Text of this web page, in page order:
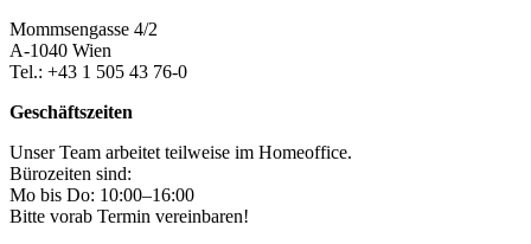
Mommsengasse 4/2
A-1040 Wien
Tel.: +43 1 505 43 76-0
Geschäftszeiten
Unser Team arbeitet teilweise im Homeoffice.
Bürozeiten sind:
Mo bis Do: 10:00–16:00
Bitte vorab Termin vereinbaren!